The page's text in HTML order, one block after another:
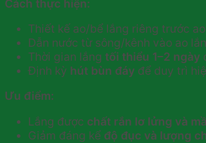
Cách thực hiện:
Thiết kế ao/bể lắng riêng trước
Dẫn nước từ sông/kênh vào ao
Thời gian lắng tối thiểu 1–2 ngày
Định kỳ hút bùn đáy để duy trì
Ưu điểm:
Lắng được chất rắn lơ lửng và
Giảm đáng kể độ đục và lượng